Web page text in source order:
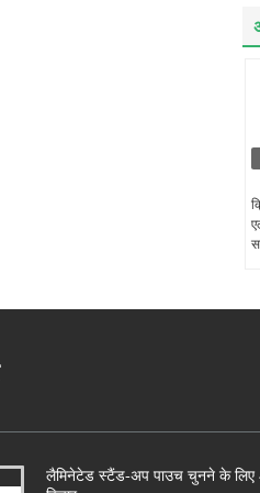
लैमिनेटेड स्टैंड-अप पाउच चुनने के लिए